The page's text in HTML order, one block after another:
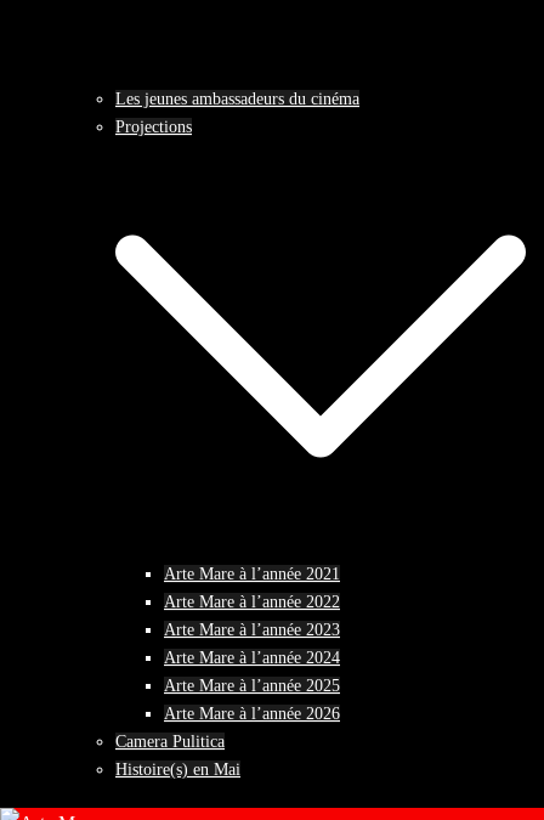
Les jeunes ambassadeurs du cinéma
Projections
Arte Mare à l’année 2021
Arte Mare à l’année 2022
Arte Mare à l’année 2023
Arte Mare à l’année 2024
Arte Mare à l’année 2025
Arte Mare à l’année 2026
Camera Pulitica
Histoire(s) en Mai